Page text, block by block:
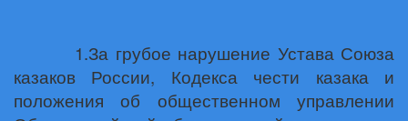
1.За грубое нарушение Устава Союза
казаков России, Кодекса чести казака и
положения об общественном управлении